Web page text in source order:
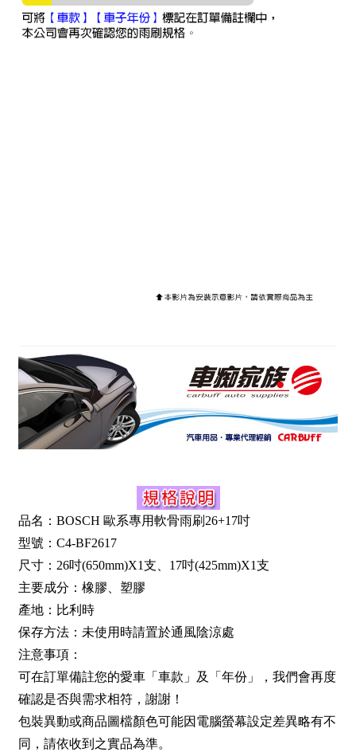
品名：BOSCH 歐系專用軟骨雨刷26+17吋
型號：C4-BF2617
尺寸：26吋(650mm)X1支、17吋(425mm)X1支
主要成分：橡膠、塑膠
產地：比利時
保存方法：未使用時請置於通風陰涼處
注意事項：
可在訂單備註您的愛車「車款」及「年份」，我們會再度
確認是否與需求相符，謝謝！
包裝異動或商品圖檔顏色可能因電腦螢幕設定差異略有不
同，請依收到之實品為準。